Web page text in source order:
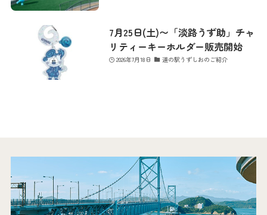
7月25日(土)〜「淡路うず助」チャ
リティーキーホルダー販売開始
2026年7月18日 道の駅うずしおのご紹介